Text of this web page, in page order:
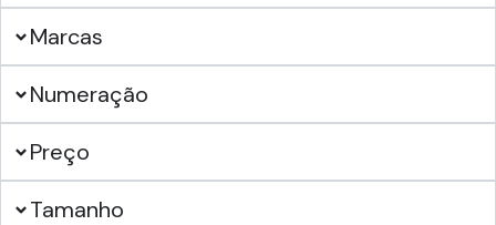
Marcas
Numeração
Preço
Tamanho